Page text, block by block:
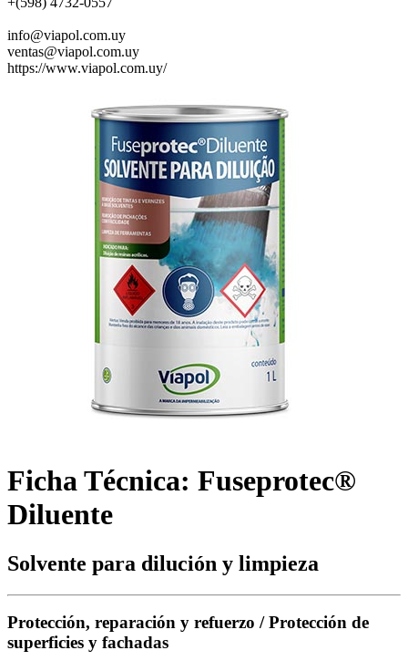
info@viapol.com.uy
ventas@viapol.com.uy
https://www.viapol.com.uy/
Ficha Técnica: Fuseprotec®
Diluente
Solvente para dilución y limpieza
Protección, reparación y refuerzo / Protección de
superficies y fachadas